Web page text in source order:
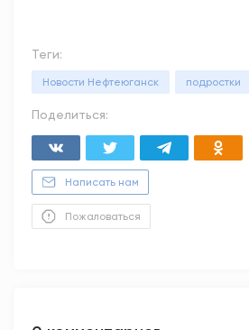
Теги:
Новости Нефтеюганск подростки
Поделиться:
Написать нам
Пожаловаться